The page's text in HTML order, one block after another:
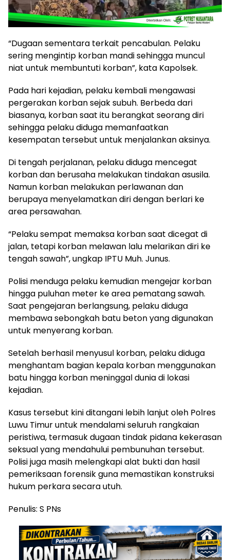
“Dugaan sementara terkait pencabulan. Pelaku
sering mengintip korban mandi sehingga muncul
niat untuk membuntuti korban”, kata Kapolsek.
Pada hari kejadian, pelaku kembali mengawasi
pergerakan korban sejak subuh. Berbeda dari
biasanya, korban saat itu berangkat seorang diri
sehingga pelaku diduga memanfaatkan
kesempatan tersebut untuk menjalankan aksinya.
Di tengah perjalanan, pelaku diduga mencegat
korban dan berusaha melakukan tindakan asusila.
Namun korban melakukan perlawanan dan
berupaya menyelamatkan diri dengan berlari ke
area persawahan.
“Pelaku sempat memaksa korban saat dicegat di
jalan, tetapi korban melawan lalu melarikan diri ke
tengah sawah”, ungkap IPTU Muh. Junus.
Polisi menduga pelaku kemudian mengejar korban
hingga puluhan meter ke area pematang sawah.
Saat pengejaran berlangsung, pelaku diduga
membawa sebongkah batu beton yang digunakan
untuk menyerang korban.
Setelah berhasil menyusul korban, pelaku diduga
menghantam bagian kepala korban menggunakan
batu hingga korban meninggal dunia di lokasi
kejadian.
Kasus tersebut kini ditangani lebih lanjut oleh Polres
Luwu Timur untuk mendalami seluruh rangkaian
peristiwa, termasuk dugaan tindak pidana kekerasan
seksual yang mendahului pembunuhan tersebut.
Polisi juga masih melengkapi alat bukti dan hasil
pemeriksaan forensik guna memastikan konstruksi
hukum perkara secara utuh.
Penulis: S PNs